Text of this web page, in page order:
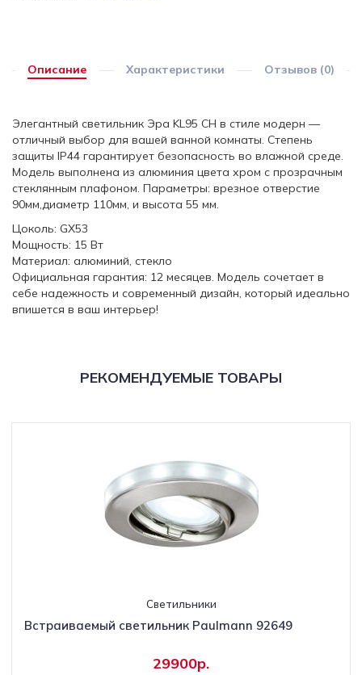
Описание Характеристики Отзывов (0)
Элегантный светильник Эра KL95 CH в стиле модерн —
отличный выбор для вашей ванной комнаты. Степень
защиты IP44 гарантирует безопасность во влажной среде.
Модель выполнена из алюминия цвета хром с прозрачным
стеклянным плафоном. Параметры: врезное отверстие
90мм,диаметр 110мм, и высота 55 мм.
Цоколь: GX53
Мощность: 15 Вт
Материал: алюминий, стекло
Официальная гарантия: 12 месяцев. Модель сочетает в
себе надежность и современный дизайн, который идеально
впишется в ваш интерьер!
РЕКОМЕНДУЕМЫЕ ТОВАРЫ
Светильники
Встраиваемый светильник Paulmann 92649
29900р.